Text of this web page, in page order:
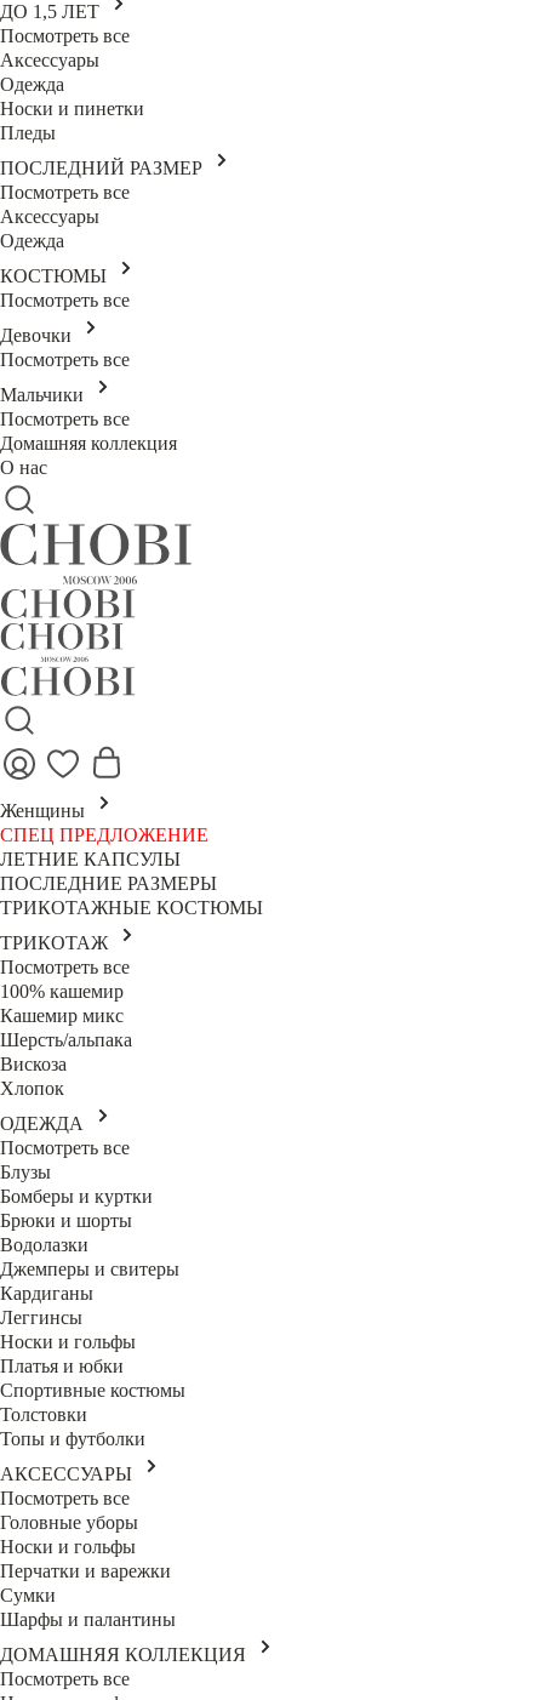
ДО 1,5 ЛЕТ
Посмотреть все
Аксессуары
Одежда
Носки и пинетки
Пледы
ПОСЛЕДНИЙ РАЗМЕР
Посмотреть все
Аксессуары
Одежда
КОСТЮМЫ
Посмотреть все
Девочки
Посмотреть все
Мальчики
Посмотреть все
Домашняя коллекция
О нас
Женщины
СПЕЦ ПРЕДЛОЖЕНИЕ
ЛЕТНИЕ КАПСУЛЫ
ПОСЛЕДНИЕ РАЗМЕРЫ
ТРИКОТАЖНЫЕ КОСТЮМЫ
ТРИКОТАЖ
Посмотреть все
100% кашемир
Кашемир микс
Шерсть/альпака
Вискоза
Хлопок
ОДЕЖДА
Посмотреть все
Блузы
Бомберы и куртки
Брюки и шорты
Водолазки
Джемперы и свитеры
Кардиганы
Леггинсы
Носки и гольфы
Платья и юбки
Спортивные костюмы
Толстовки
Топы и футболки
АКСЕССУАРЫ
Посмотреть все
Головные уборы
Носки и гольфы
Перчатки и варежки
Сумки
Шарфы и палантины
ДОМАШНЯЯ КОЛЛЕКЦИЯ
Посмотреть все